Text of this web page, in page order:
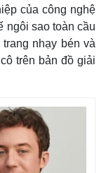
của công nghệ
ngôi sao toàn cầu
nhạy bén và
trên bản đồ giải